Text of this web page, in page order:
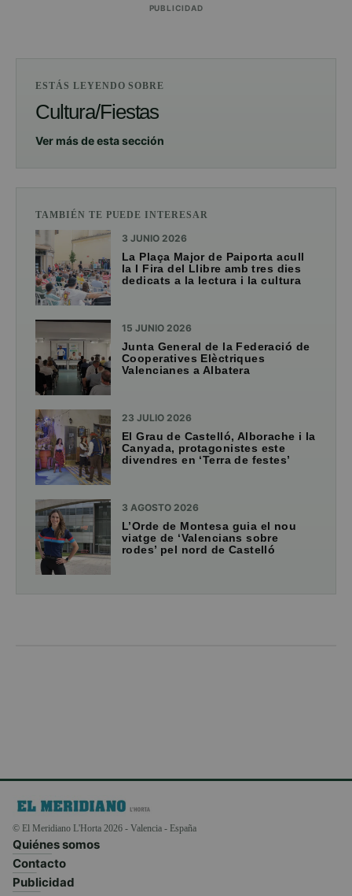
PUBLICIDAD
ESTÁS LEYENDO SOBRE
Cultura/Fiestas
Ver más de esta sección
TAMBIÉN TE PUEDE INTERESAR
3 JUNIO 2026
La Plaça Major de Paiporta acull
la I Fira del Llibre amb tres dies
dedicats a la lectura i la cultura
15 JUNIO 2026
Junta General de la Federació de
Cooperatives Elèctriques
Valencianes a Albatera
23 JULIO 2026
El Grau de Castelló, Alborache i la
Canyada, protagonistes este
divendres en ‘Terra de festes’
3 AGOSTO 2026
L’Orde de Montesa guia el nou
viatge de ‘Valencians sobre
rodes’ pel nord de Castelló
© El Meridiano L'Horta 2026 - Valencia - España
Quiénes somos
Contacto
Publicidad